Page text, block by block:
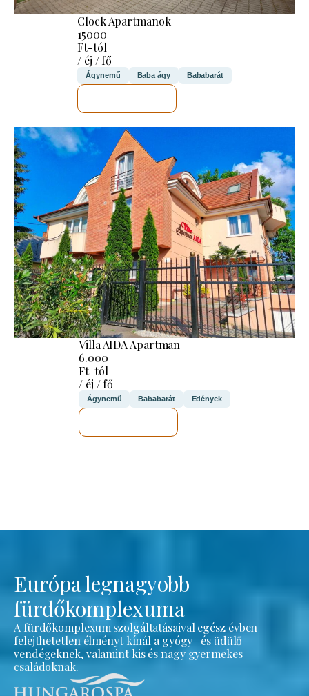
Clock Apartmanok
15000
Ft-tól
/ éj / fő
Ágynemű Baba ágy Bababarát
Villa AIDA Apartman
6.000
Ft-tól
/ éj / fő
Ágynemű Bababarát Edények
Európa legnagyobb
fürdőkomplexuma
A fürdőkomplexum szolgáltatásaival egész évben
felejthetetlen élményt kínál a gyógy- és üdülő
vendégeknek, valamint kis és nagy gyermekes
családoknak.